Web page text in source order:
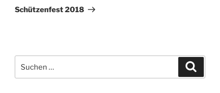
Beitrag
Schützenfest 2018
nach: